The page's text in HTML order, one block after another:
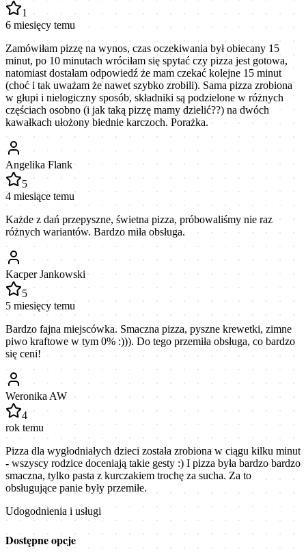
1
6 miesięcy temu
Zamówiłam pizzę na wynos, czas oczekiwania był obiecany 15
minut, po 10 minutach wróciłam się spytać czy pizza jest gotowa,
natomiast dostałam odpowiedź że mam czekać kolejne 15 minut
(choć i tak uważam że nawet szybko zrobili). Sama pizza zrobiona
w głupi i nielogiczny sposób, składniki są podzielone w różnych
częściach osobno (i jak taką pizzę mamy dzielić??) na dwóch
kawałkach ułożony biednie karczoch. Porażka.
Angelika Flank
5
4 miesiące temu
Każde z dań przepyszne, świetna pizza, próbowaliśmy nie raz
różnych wariantów. Bardzo miła obsługa.
Kacper Jankowski
5
5 miesięcy temu
Bardzo fajna miejscówka. Smaczna pizza, pyszne krewetki, zimne
piwo kraftowe w tym 0% :))). Do tego przemiła obsługa, co bardzo
się ceni!
Weronika AW
4
rok temu
Pizza dla wygłodniałych dzieci została zrobiona w ciągu kilku minut
- wszyscy rodzice doceniają takie gesty :) I pizza była bardzo bardzo
smaczna, tylko pasta z kurczakiem trochę za sucha. Za to
obsługujące panie były przemiłe.
Udogodnienia i usługi
Dostępne opcje